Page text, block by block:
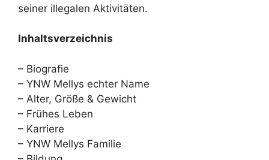
seiner illegalen Aktivitäten.
Inhaltsverzeichnis
– Biografie
– YNW Mellys echter Name
– Alter, Größe & Gewicht
– Frühes Leben
– Karriere
– YNW Mellys Familie